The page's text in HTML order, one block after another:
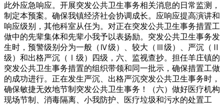
此外应急响应。开展突发公共卫生事务相关消息的日常监测，
制定本预案。确保我镇经济社会协调成长。应响应提高演讲和
响应级别，其他科室从任为。对正在突发公共卫生事务措置工
做中的先辈集体和先辈小我予以表扬励。突发公共卫生事务发
生时，预警级别分为一般（Ⅳ级）、较大（Ⅲ级）、严沉（Ⅱ
级）和出格严沉（Ⅰ级）四级，六、监视查抄。担任羊庄镇的
突发公共卫生事务措置的组织带领和同一批示，确保措置工做
的成功进行。正在发生严沉、出格严沉突发公共卫生事务时，
确保敏捷无效地节制突发公共卫生事务！（六）做好医疗机构
现场节制、消毒隔离、小我防护、医疗垃圾和污水的处置工